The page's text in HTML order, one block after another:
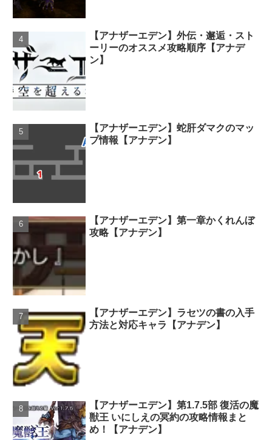
【アナザーエデン】外伝・邂逅・スト
ーリーのオススメ攻略順序【アナデ
ン】
【アナザーエデン】蛇肝ダマクのマッ
プ情報【アナデン】
【アナザーエデン】第一章かくれんぼ
攻略【アナデン】
【アナザーエデン】ラセツの書の入手
方法と対応キャラ【アナデン】
【アナザーエデン】第1.7.5部 復活の魔
獣王 いにしえの冥約の攻略情報まと
め！【アナデン】